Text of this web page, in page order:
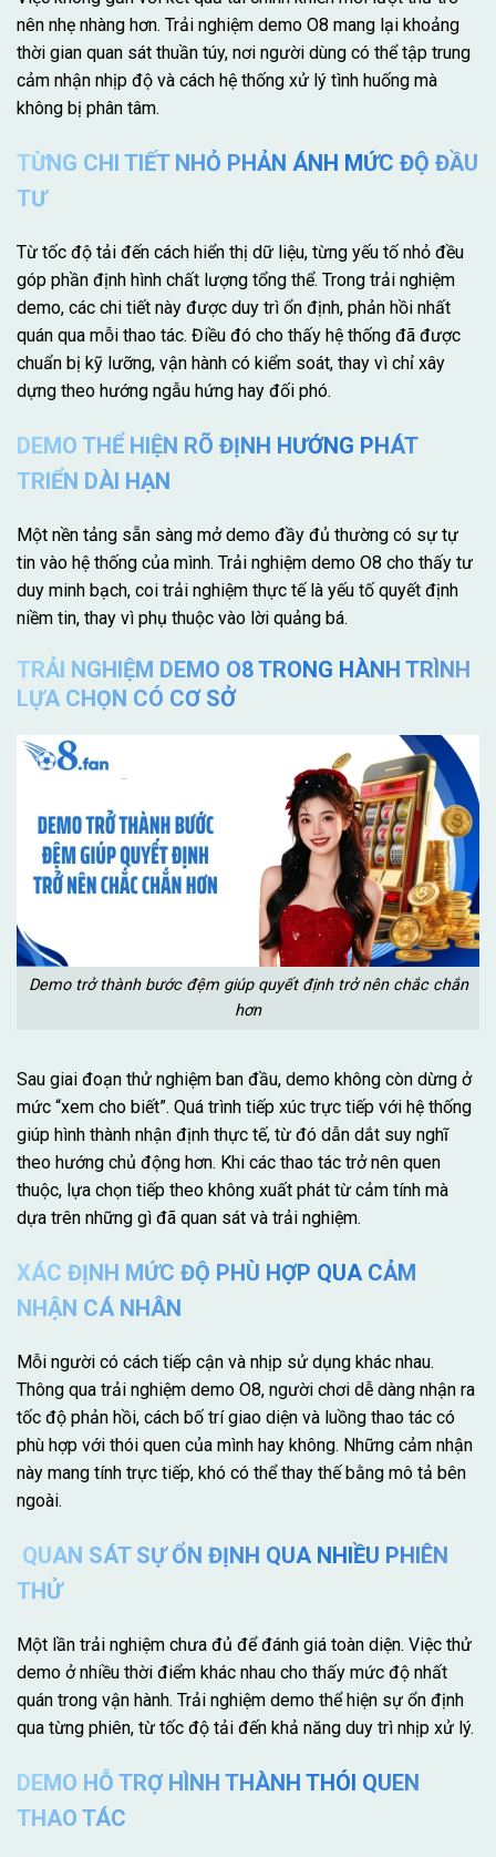
nên nhẹ nhàng hơn. Trải nghiệm demo O8 mang lại khoảng
thời gian quan sát thuần túy, nơi người dùng có thể tập trung
cảm nhận nhịp độ và cách hệ thống xử lý tình huống mà
không bị phân tâm.
TỪNG CHI TIẾT NHỎ PHẢN ÁNH MỨC ĐỘ ĐẦU
TƯ
Từ tốc độ tải đến cách hiển thị dữ liệu, từng yếu tố nhỏ đều
góp phần định hình chất lượng tổng thể. Trong trải nghiệm
demo, các chi tiết này được duy trì ổn định, phản hồi nhất
quán qua mỗi thao tác. Điều đó cho thấy hệ thống đã được
chuẩn bị kỹ lưỡng, vận hành có kiểm soát, thay vì chỉ xây
dựng theo hướng ngẫu hứng hay đối phó.
DEMO THỂ HIỆN RÕ ĐỊNH HƯỚNG PHÁT
TRIỂN DÀI HẠN
Một nền tảng sẵn sàng mở demo đầy đủ thường có sự tự
tin vào hệ thống của mình. Trải nghiệm demo O8 cho thấy tư
duy minh bạch, coi trải nghiệm thực tế là yếu tố quyết định
niềm tin, thay vì phụ thuộc vào lời quảng bá.
TRẢI NGHIỆM DEMO O8 TRONG HÀNH TRÌNH
LỰA CHỌN CÓ CƠ SỞ
Demo trở thành bước đệm giúp quyết định trở nên chắc chắn
hơn
Sau giai đoạn thử nghiệm ban đầu, demo không còn dừng ở
mức “xem cho biết”. Quá trình tiếp xúc trực tiếp với hệ thống
giúp hình thành nhận định thực tế, từ đó dẫn dắt suy nghĩ
theo hướng chủ động hơn. Khi các thao tác trở nên quen
thuộc, lựa chọn tiếp theo không xuất phát từ cảm tính mà
dựa trên những gì đã quan sát và trải nghiệm.
XÁC ĐỊNH MỨC ĐỘ PHÙ HỢP QUA CẢM
NHẬN CÁ NHÂN
Mỗi người có cách tiếp cận và nhịp sử dụng khác nhau.
Thông qua trải nghiệm demo O8, người chơi dễ dàng nhận ra
tốc độ phản hồi, cách bố trí giao diện và luồng thao tác có
phù hợp với thói quen của mình hay không. Những cảm nhận
này mang tính trực tiếp, khó có thể thay thế bằng mô tả bên
ngoài.
QUAN SÁT SỰ ỔN ĐỊNH QUA NHIỀU PHIÊN
THỬ
Một lần trải nghiệm chưa đủ để đánh giá toàn diện. Việc thử
demo ở nhiều thời điểm khác nhau cho thấy mức độ nhất
quán trong vận hành. Trải nghiệm demo thể hiện sự ổn định
qua từng phiên, từ tốc độ tải đến khả năng duy trì nhịp xử lý.
DEMO HỖ TRỢ HÌNH THÀNH THÓI QUEN
THAO TÁC